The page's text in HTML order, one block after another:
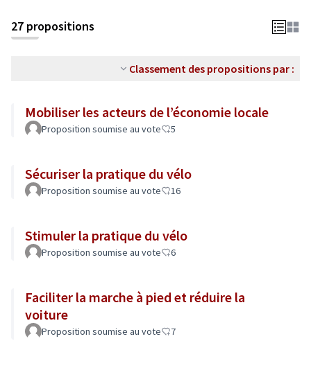
27 propositions
Classement des propositions par :
Mobiliser les acteurs de l’économie locale
Proposition soumise au vote 5
Sécuriser la pratique du vélo
Proposition soumise au vote 16
Stimuler la pratique du vélo
Proposition soumise au vote 6
Faciliter la marche à pied et réduire la
voiture
Proposition soumise au vote 7